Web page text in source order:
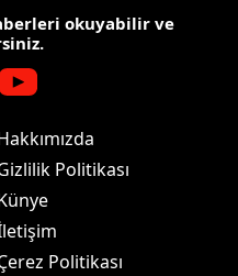
okuyabilir ve
Politikası
Politikası